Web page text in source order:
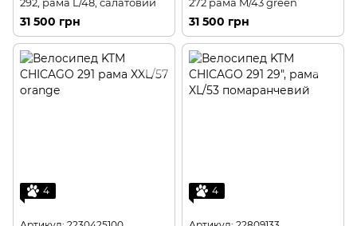
31 500 грн 31 500 грн
4 4